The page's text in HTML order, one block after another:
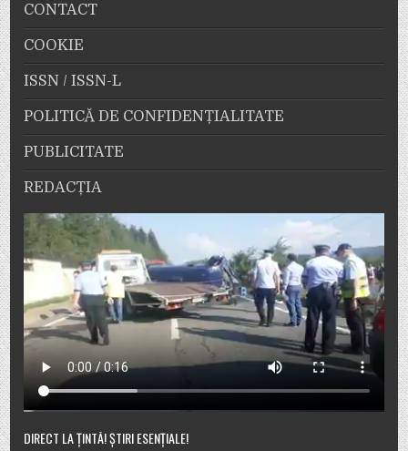
CONTACT
COOKIE
ISSN / ISSN-L
POLITICĂ DE CONFIDENȚIALITATE
PUBLICITATE
REDACȚIA
DIRECT LA ȚINTĂ! ȘTIRI ESENȚIALE!